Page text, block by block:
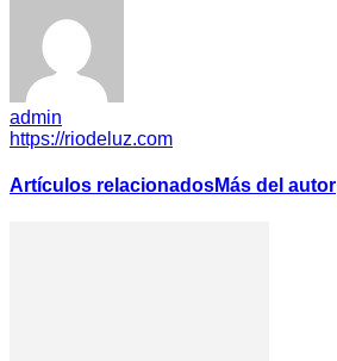
admin
https://riodeluz.com
Artículos relacionadosMás del autor